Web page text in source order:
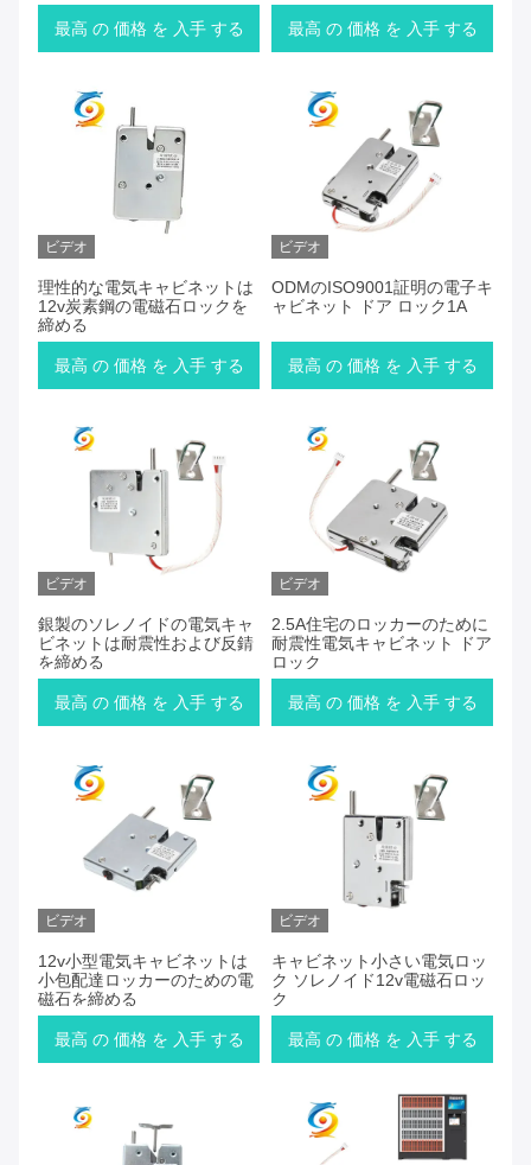
最高 の 価格 を 入手 する 最高 の 価格 を 入手 する
ビデオ
理性的な電気キャビネットは
12v炭素鋼の電磁石ロックを
締める
最高 の 価格 を 入手 する
ビデオ
ODMのISO9001証明の電子キ
ャビネット ドア ロック1A
最高 の 価格 を 入手 する
ビデオ
銀製のソレノイドの電気キャ
ビネットは耐震性および反錆
を締める
最高 の 価格 を 入手 する
ビデオ
2.5A住宅のロッカーのために
耐震性電気キャビネット ドア
ロック
最高 の 価格 を 入手 する
ビデオ
12v小型電気キャビネットは
小包配達ロッカーのための電
磁石を締める
最高 の 価格 を 入手 する
ビデオ
キャビネット小さい電気ロッ
ク ソレノイド12v電磁石ロッ
ク
最高 の 価格 を 入手 する